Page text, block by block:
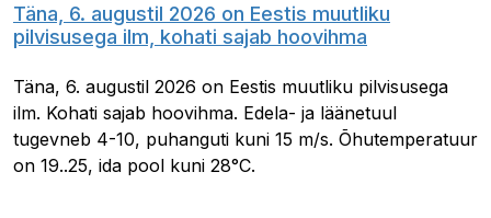
Täna, 6. augustil 2026 on Eestis muutliku
pilvisusega ilm, kohati sajab hoovihma
Täna, 6. augustil 2026 on Eestis muutliku pilvisusega
ilm. Kohati sajab hoovihma. Edela- ja läänetuul
tugevneb 4-10, puhanguti kuni 15 m/s. Õhutemperatuur
on 19..25, ida pool kuni 28°C.